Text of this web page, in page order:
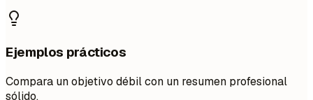
Ejemplos prácticos
Compara un objetivo débil con un resumen profesional
sólido.